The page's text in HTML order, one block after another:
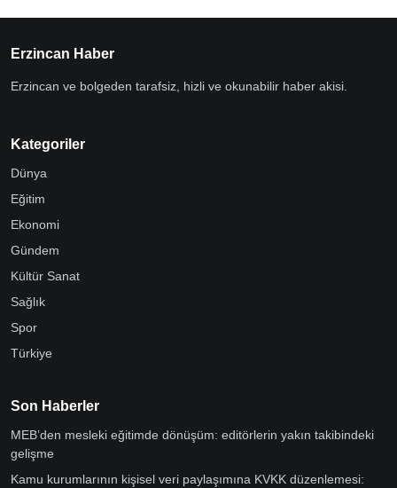
Erzincan Haber
Erzincan ve bolgeden tarafsiz, hizli ve okunabilir haber akisi.
Kategoriler
Dünya
Eğitim
Ekonomi
Gündem
Kültür Sanat
Sağlık
Spor
Türkiye
Son Haberler
MEB’den mesleki eğitimde dönüşüm: editörlerin yakın takibindeki
gelişme
Kamu kurumlarının kişisel veri paylaşımına KVKK düzenlemesi: